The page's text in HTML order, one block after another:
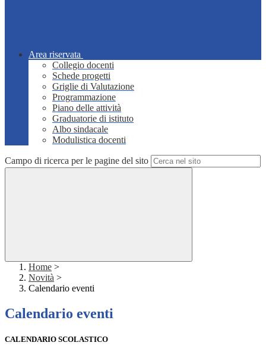
Area riservata
Collegio docenti
Schede progetti
Griglie di Valutazione
Programmazione
Piano delle attività
Graduatorie di istituto
Albo sindacale
Modulistica docenti
Campo di ricerca per le pagine del sito
Home >
Novità >
Calendario eventi
Calendario eventi
CALENDARIO SCOLASTICO